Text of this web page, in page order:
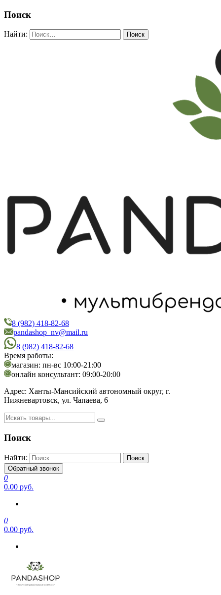
Поиск
Найти:
PandaShop
Интернет-магазин косметики
8 (982) 418-82-68
pandashop_nv@mail.ru
8 (982) 418-82-68
Время работы:
магазин: пн-вс 10:00-21:00
онлайн консультант: 09:00-20:00
Адрес: Ханты-Мансийский автономный округ, г.
Нижневартовск, ул. Чапаева, 6
Поиск
Найти:
Обратный звонок
0
0.00 руб.
0
0.00 руб.